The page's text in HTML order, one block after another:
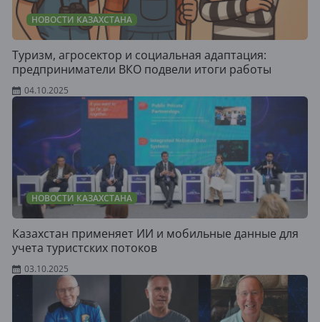
НОВОСТИ КАЗАХСТАНА
Туризм, агросектор и социальная адаптация:
предприниматели ВКО подвели итоги работы
04.10.2025
НОВОСТИ КАЗАХСТАНА
Казахстан применяет ИИ и мобильные данные для
учета туристских потоков
03.10.2025